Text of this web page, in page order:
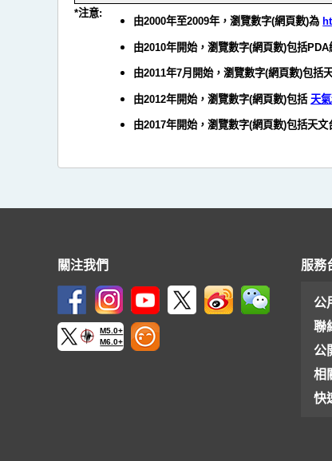
*注意:
由2000年至2009年，瀏覽數字(網頁數)為
由2010年開始，瀏覽數字(網頁數)包括PDA
由2011年7月開始，瀏覽數字(網頁數)包括
由2012年開始，瀏覽數字(網頁數)包括天
由2017年開始，瀏覽數字(網頁數)包括天
關注我們
M5.0+
M6.0+
服務
公
聯
公
相
快